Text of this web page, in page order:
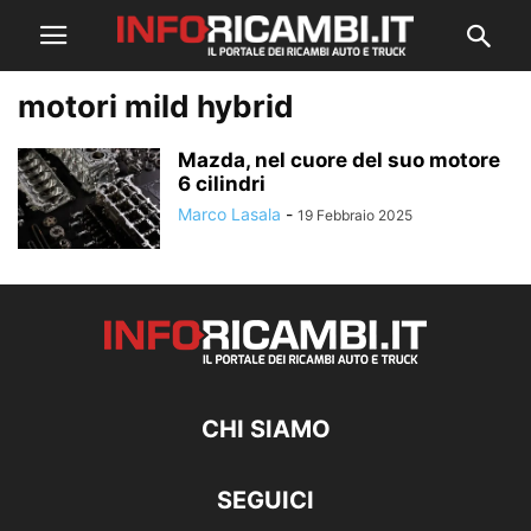
motori mild hybrid
Mazda, nel cuore del suo motore
6 cilindri
Marco Lasala - 19 Febbraio 2025
CHI SIAMO
SEGUICI